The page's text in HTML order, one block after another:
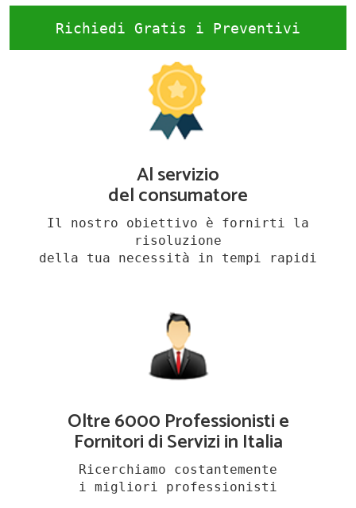
Richiedi Gratis i Preventivi
Al servizio
del consumatore
Il nostro obiettivo è fornirti la
risoluzione
della tua necessità in tempi rapidi
Oltre 6000 Professionisti e
Fornitori di Servizi in Italia
Ricerchiamo costantemente
i migliori professionisti